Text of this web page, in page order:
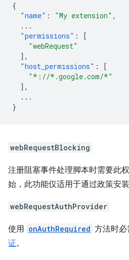
{
"name" : "My extension" ,
...
"permissions" :
[
"webRequest"
],
"host_permissions" :
[
"*://*.google.com/*"
],
...
}
webRequestBlocking
注册阻塞事件处理脚本时需要此
始，此功能仅适用于通过政策安装
webRequestAuthProvider
使用 onAuthRequired 方法时必
证。